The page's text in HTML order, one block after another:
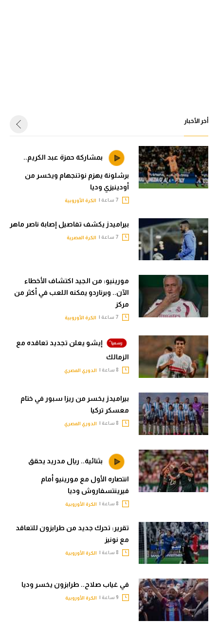
أخر الأخبار
بمشاركة حمزة عبد الكريم..
برشلونة يهزم نوتنجهام ويخسر من
أودينيزي وديا
الكرة الأوروبية
بيراميدز يكشف تفاصيل إصابة ناصر ماهر
الكرة المصرية
مورينيو: من الجيد اكتشاف الأخطاء
الآن.. وبرناردو يمكنه اللعب في أكثر من
مركز
الكرة الأوروبية
إيشو يعلن تجديد تعاقده مع
الزمالك
الدوري المصري
بيراميدز يخسر من ريزا سبور في ختام
معسكر تركيا
الدوري المصري
بثنائية.. ريال مدريد يحقق
انتصاره الأول مع مورينيو أمام
فيرينتسفاروش وديا
الكرة الأوروبية
تقرير: تحرك جديد من طرابزون للتعاقد
مع نونيز
الكرة الأوروبية
في غياب صلاح.. طرابزون يخسر وديا
الكرة الأوروبية